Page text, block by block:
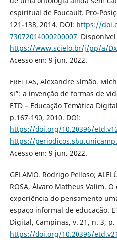
espiritual de Foucault. Pro-
121-138, 2014. DOI: https://
73072014000200007. Disponível
https://www.scielo.br/j/pp/a/
Acesso em: 9 jun. 2022.
FREITAS, Alexandre Simão.
si”: a invenção de formas de
ETD – Educação Temática
p.167-190, 2010. DOI:
https://doi.org/10.20396/
https://
Acesso em: 9 jun. 2022.
GELAMO, Rodrigo Pelloso;
ROSA, Álvaro Matheus Valim.
experiência do pensamento
espaço informal de educação.
Digital, Campinas, v. 21, n. 3, p.
https://doi.org/10.20396/